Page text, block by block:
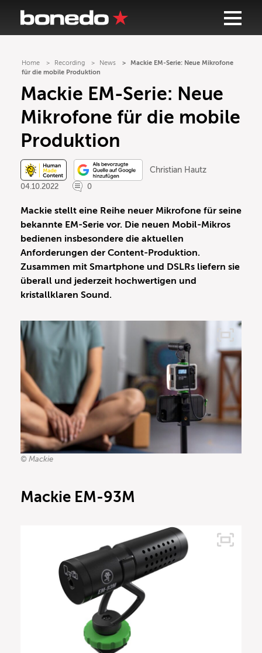
Home Recording News
Mackie EM-Serie: Neue Mikrofone
für die mobile Produktion
Mackie EM-Serie: Neue
Mikrofone für die mobile
Produktion
Christian Hautz
04.10.2022
0
Mackie stellt eine Reihe neuer Mikrofone für seine
bekannte EM-Serie vor. Die neuen Mobil-Mikros
bedienen insbesondere die aktuellen
Anforderungen der Content-Produktion.
Zusammen mit Smartphone und DSLRs liefern sie
überall und jederzeit hochwertigen und
kristallklaren Sound.
© Mackie
Mackie EM-93M